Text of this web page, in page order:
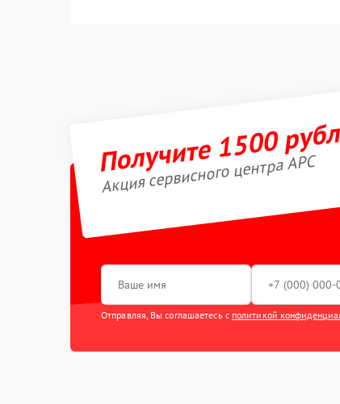
Получите 1500
Акция сервисного центра APC
Отправляя, Вы соглашаетесь с политикой